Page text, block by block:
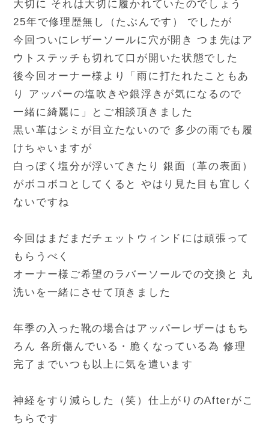
大切に それは大切に履かれていたのでしょう
25年で修理歴無し（たぶんです） でしたが
今回ついにレザーソールに穴が開き つま先はア
ウトステッチも切れて口が開いた状態でした
後今回オーナー様より「雨に打たれたこともあ
り アッパーの塩吹きや銀浮きが気になるので
一緒に綺麗に」とご相談頂きました
黒い革はシミが目立たないので 多少の雨でも履
けちゃいますが
白っぽく塩分が浮いてきたり 銀面（革の表面）
がボコボコとしてくると やはり見た目も宜しく
ないですね
今回はまだまだチェットウィンドには頑張って
もらうべく
オーナー様ご希望のラバーソールでの交換と 丸
洗いを一緒にさせて頂きました
年季の入った靴の場合はアッパーレザーはもち
ろん 各所傷んでいる・脆くなっている為 修理
完了までいつも以上に気を遣います
神経をすり減らした（笑）仕上がりのAfterがこ
ちらです